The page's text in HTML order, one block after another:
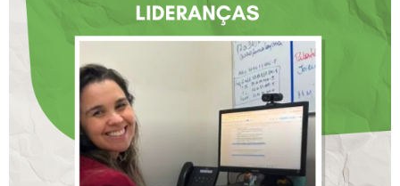
ATUAÇÃO NA BAHIA É
SELECIONADA EM
RENOMADO PROGRAMA
INTERNACIONAL DE
LIDERANÇAS